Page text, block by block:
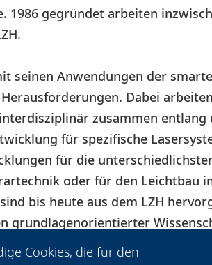
1986 gegründet arbeiten
seinen Anwendungen der
Dabei
zusammen entlang
für spezifische
für die
oder für den Leichtbau
bis heute aus dem LZH
grundlagenorientierter
Licht für Innovation.
Cookies, die für den